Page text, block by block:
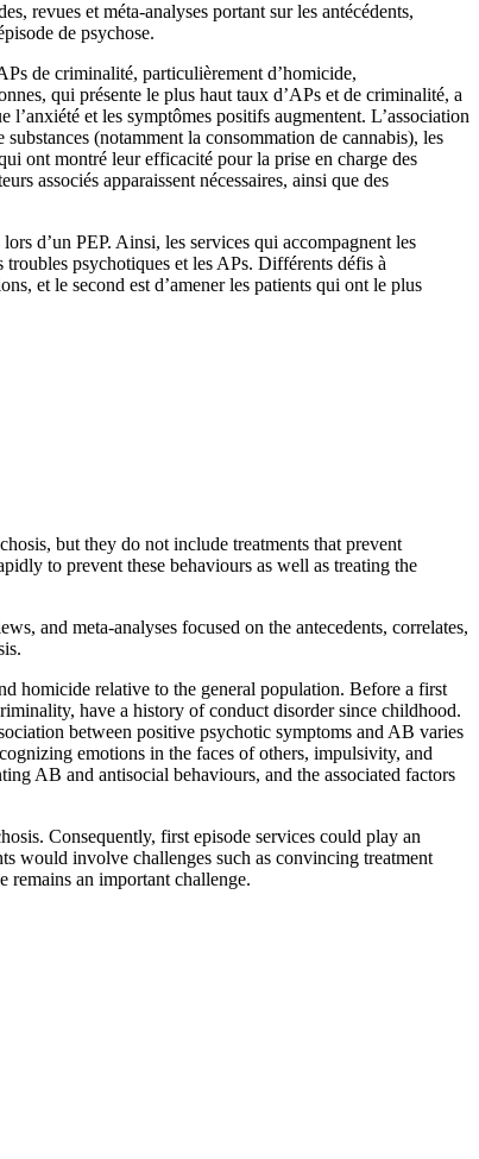
revues et méta-analyses portant sur les antécédents,
de psychose.
de criminalité, particulièrement d’homicide,
qui présente le plus haut taux d’APs et de criminalité, a
l’anxiété et les symptômes positifs augmentent. L’association
(notamment la consommation de cannabis), les
ont montré leur efficacité pour la prise en charge des
associés apparaissent nécessaires, ainsi que des
d’un PEP. Ainsi, les services qui accompagnent les
psychotiques et les APs. Différents défis à
et le second est d’amener les patients qui ont le plus
but they do not include treatments that prevent
to prevent these behaviours as well as treating the
and meta-analyses focused on the antecedents, correlates,
homicide relative to the general population. Before a first
have a history of conduct disorder since childhood.
between positive psychotic symptoms and AB varies
emotions in the faces of others, impulsivity, and
AB and antisocial behaviours, and the associated factors
Consequently, first episode services could play an
would involve challenges such as convincing treatment
remains an important challenge.